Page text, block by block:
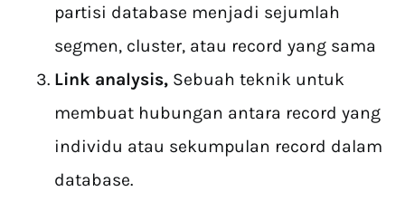
partisi database menjadi sejumlah
segmen, cluster, atau record yang sama
Link analysis, Sebuah teknik untuk
membuat hubungan antara record yang
individu atau sekumpulan record dalam
database.